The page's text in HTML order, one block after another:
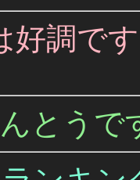
好調で
とう